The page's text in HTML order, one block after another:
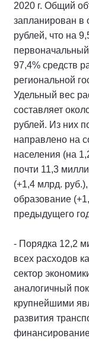
2020 г. Общий
запланирован в
рублей, что на
97,4% средств
региональной
Удельный вес
составляет
рублей. Из них
направлено на
населения (на
почти 11,3
(+1,4 млрд.
образование
предыдущего
- Порядка 12,2
всех расходов
сектор
аналогичный
крупнейшими
развития